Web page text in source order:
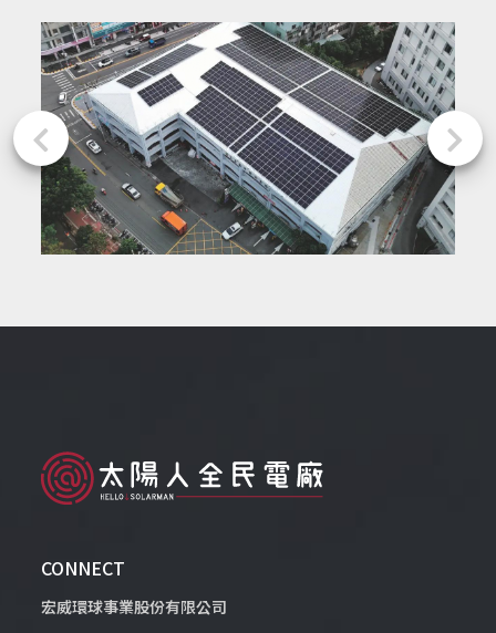
CONNECT
宏威環球事業股份有限公司